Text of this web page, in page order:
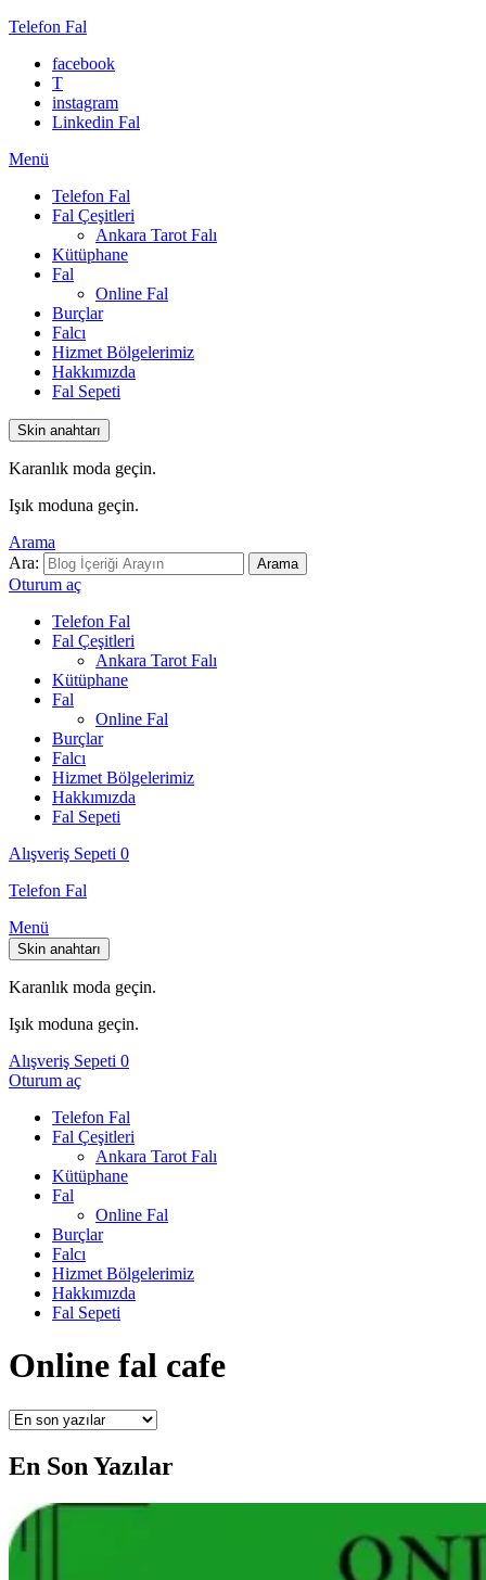
Telefon Fal
facebook
T
instagram
Linkedin Fal
Menü
Telefon Fal
Fal Çeşitleri
Ankara Tarot Falı
Kütüphane
Fal
Online Fal
Burçlar
Falcı
Hizmet Bölgelerimiz
Hakkımızda
Fal Sepeti
Skin anahtarı
Karanlık moda geçin.
Işık moduna geçin.
Arama
Ara:
Arama
Oturum aç
Telefon Fal
Fal Çeşitleri
Ankara Tarot Falı
Kütüphane
Fal
Online Fal
Burçlar
Falcı
Hizmet Bölgelerimiz
Hakkımızda
Fal Sepeti
Alışveriş Sepeti 0
Telefon Fal
Menü
Skin anahtarı
Karanlık moda geçin.
Işık moduna geçin.
Alışveriş Sepeti 0
Oturum aç
Telefon Fal
Fal Çeşitleri
Ankara Tarot Falı
Kütüphane
Fal
Online Fal
Burçlar
Falcı
Hizmet Bölgelerimiz
Hakkımızda
Fal Sepeti
Online fal cafe
En Son Yazılar